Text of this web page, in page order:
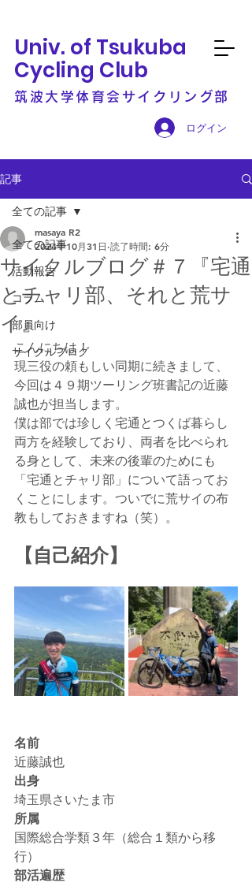
Univ. of Tsukuba
Cycling Club
筑波大学体育会サイクリング部
ログイン
記事
全ての記事
活動報告
コラム
部員向け
サイクルブログ
全ての記事
サイクルブログ＃７『宅通
とチャリ部、それと荒サ
イ』
masaya R2
2024年10月31日 読了時間: 6分
こんにちは！
現三役の頼もしい同期に続きまして、
今回は４９期ツーリング班書記の近藤
誠也が担当します。
僕は部では珍しく宅通とつくば暮らし
両方を経験しており、両者を比べられ
る身として、未来の後輩のためにも
「宅通とチャリ部」について語ってお
くことにします。ついでに荒サイの布
教もしておきますね（笑）。
【自己紹介】
名前
近藤誠也
出身
埼玉県さいたま市
所属
国際総合学類３年（総合１類から移
行）
部活遍歴